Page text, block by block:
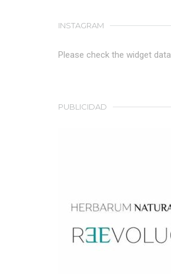
INSTAGRAM
Please check the widget data
PUBLICIDAD